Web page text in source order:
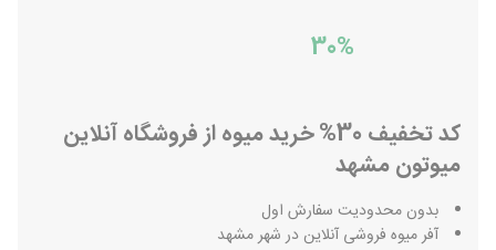
30%
کد تخفیف 30% خرید میوه از فروشگاه آنلاین
میوتون مشهد
بدون محدودیت سفارش اول
آفر میوه فروشی آنلاین در شهر مشهد